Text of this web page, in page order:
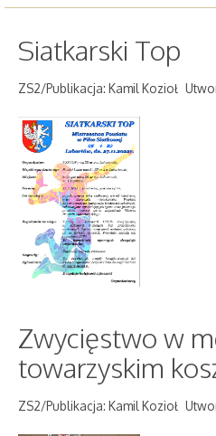
Siatkarski Top
ZS2/Publikacja: Kamil Kozioł
Zwycięstwo w
towarzyskim
ZS2/Publikacja: Kamil Kozioł